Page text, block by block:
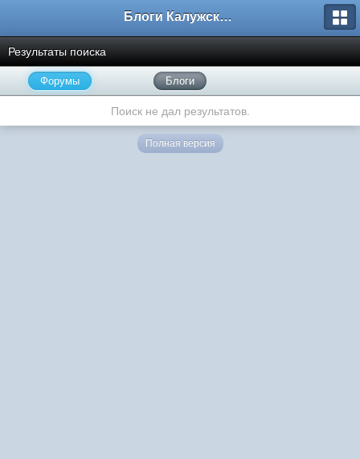
Блоги Калужского перекрестка
Результаты поиска
Форумы Блоги
Поиск не дал результатов.
Полная версия